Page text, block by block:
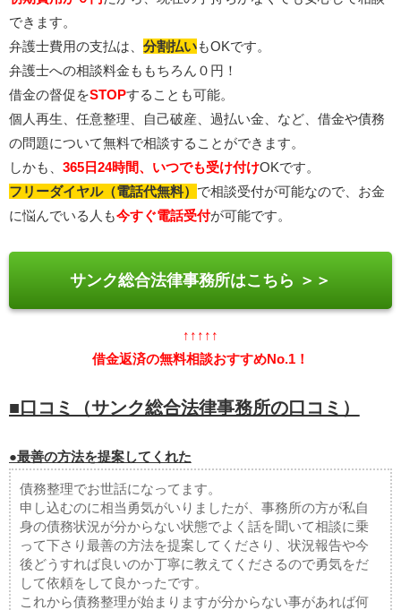
できます。
弁護士費用の支払は、 分割払いもOKです。
弁護士への相談料金ももちろん０円！
借金の督促をSTOPすることも可能。
個人再生、任意整理、自己破産、過払い金、など、借金や債務
の問題について無料で相談することができます。
しかも、 365日24時間、いつでも受け付けOKです。
フリーダイヤル（電話代無料） で相談受付が可能なので、お金
に悩んでいる人も今すぐ電話受付が可能です。
サンク総合法律事務所はこちら ＞＞
↑↑↑↑↑
借金返済の無料相談おすすめNo.1！
■口コミ（サンク総合法律事務所の口コミ）
●最善の方法を提案してくれた
債務整理でお世話になってます。
申し込むのに相当勇気がいりましたが、事務所の方が私自
身の債務状況が分からない状態でよく話を聞いて相談に乗
って下さり最善の方法を提案してくださり、状況報告や今
後どうすれば良いのか丁寧に教えてくださるので勇気をだ
して依頼をして良かったです。
これから債務整理が始まりますが分からない事があれば何